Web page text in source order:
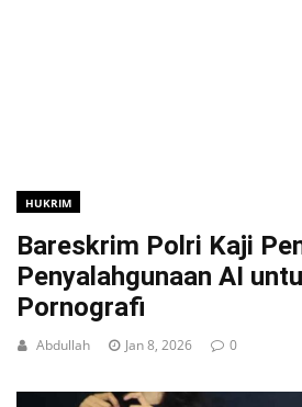
HUKRIM
Bareskrim Polri Kaji
Penyalahgunaan AI
Pornografi
Abdullah Jan 8, 2026 0